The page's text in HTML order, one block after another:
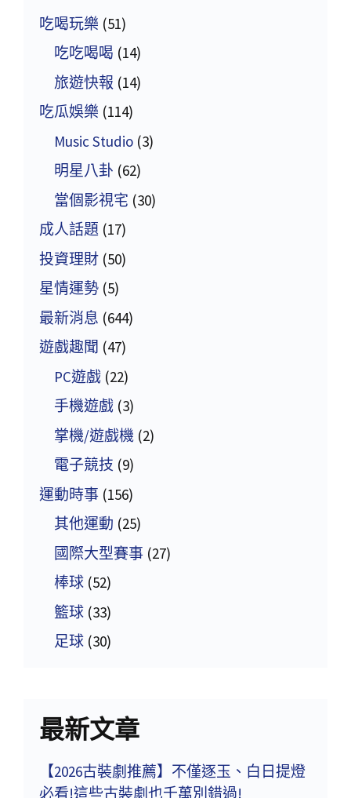
吃喝玩樂 (51)
吃吃喝喝 (14)
旅遊快報 (14)
吃瓜娛樂 (114)
Music Studio (3)
明星八卦 (62)
當個影視宅 (30)
成人話題 (17)
投資理財 (50)
星情運勢 (5)
最新消息 (644)
遊戲趣聞 (47)
PC遊戲 (22)
手機遊戲 (3)
掌機/遊戲機 (2)
電子競技 (9)
運動時事 (156)
其他運動 (25)
國際大型賽事 (27)
棒球 (52)
籃球 (33)
足球 (30)
最新文章
【2026古裝劇推薦】不僅逐玉、白日提燈
必看!這些古裝劇也千萬別錯過!